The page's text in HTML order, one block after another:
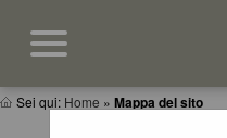
Sei qui: Home » Mappa del sito